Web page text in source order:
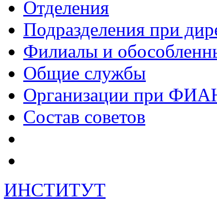
Отделения
Подразделения при
Филиалы и
Общие службы
Организации при
Состав советов
ИНСТИТУТ